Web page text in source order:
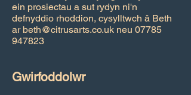
ein prosiectau a sut rydyn ni'n
defnyddio rhoddion, cysylltwch â Beth
ar beth@citrusarts.co.uk neu 07785
947823
Gwirfoddolwr